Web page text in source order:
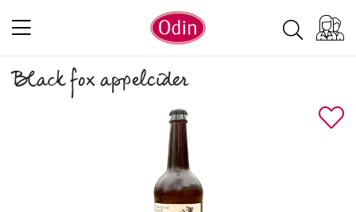
Black fox appelcider